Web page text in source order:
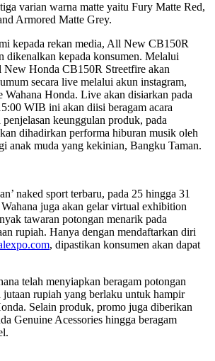
varian warna matte yaitu Fury Matte Red,
Armored Matte Grey.
kepada rekan media, All New CB150R
dikenalkan kepada konsumen. Melalui
Honda CB150R Streetfire akan
secara live melalui akun instagram,
Wahana Honda. Live akan disiarkan pada
WIB ini akan diisi beragam acara
keunggulan produk, pada
dihadirkan performa hiburan musik oleh
anak muda yang kekinian, Bangku Taman.
naked sport terbaru, pada 25 hingga 31
juga akan gelar virtual exhibition
tawaran potongan menarik pada
rupiah. Hanya dengan mendaftarkan diri
, dipastikan konsumen akan dapat
telah menyiapkan beragam potongan
jutaan rupiah yang berlaku untuk hampir
Selain produk, promo juga diberikan
Genuine Acessories hingga beragam